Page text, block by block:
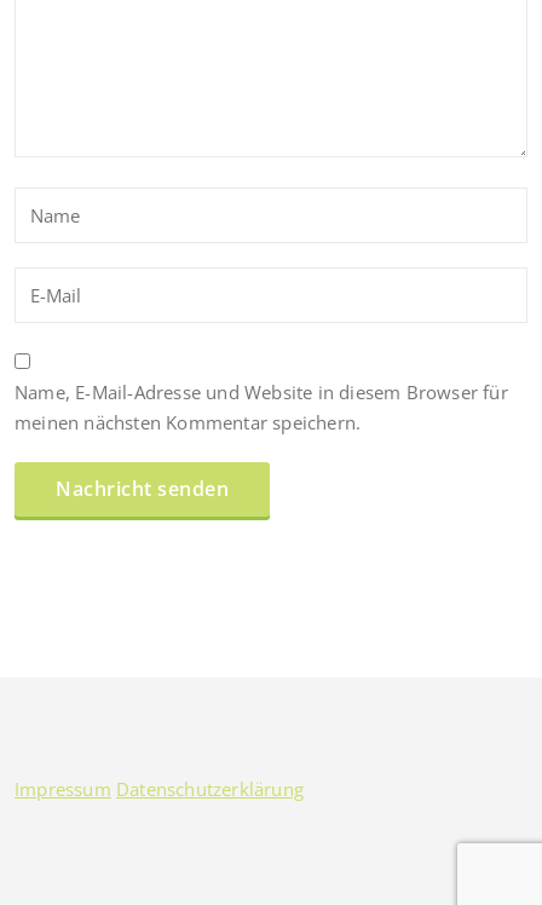
Name, E-Mail-Adresse und Website in diesem Browser für
meinen nächsten Kommentar speichern.
Impressum Datenschutzerklärung